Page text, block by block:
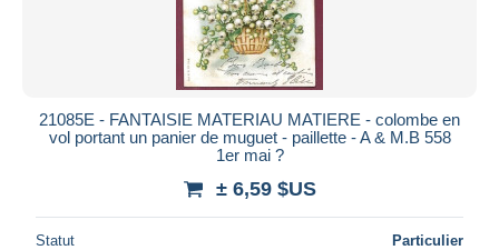
21085E - FANTAISIE MATERIAU MATIERE - colombe en
vol portant un panier de muguet - paillette - A & M.B 558
1er mai ?
± 6,59 $US
Statut Particulier